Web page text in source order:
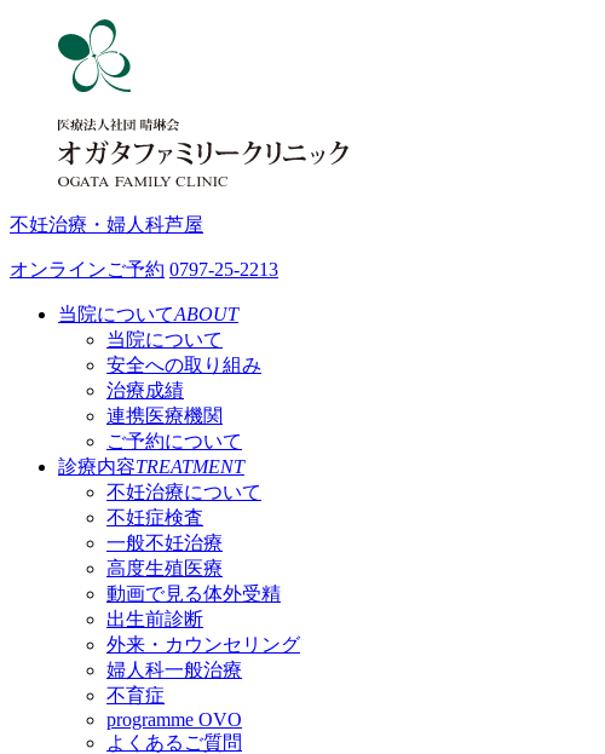
不妊治療・婦人科芦屋
オンラインご予約 0797-25-2213
当院についてABOUT
当院について
安全への取り組み
治療成績
連携医療機関
ご予約について
診療内容TREATMENT
不妊治療について
不妊症検査
一般不妊治療
高度生殖医療
動画で見る体外受精
出生前診断
外来・カウンセリング
婦人科一般治療
不育症
programme OVO
よくあるご質問